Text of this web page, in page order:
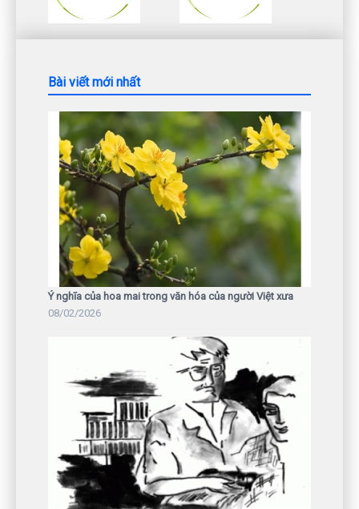
Bài viết mới nhất
Ý nghĩa của hoa mai trong văn hóa của người Việt xưa
08/02/2026